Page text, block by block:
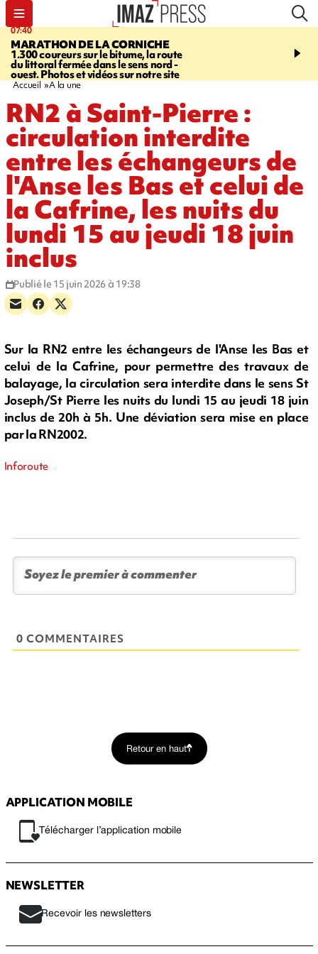
07:40
MARATHON DE LA CORNICHE
1.300 coureurs sur le bitume, la route
du littoral fermée dans le sens nord -
ouest. Photos et vidéos sur notre site
10:33
l’enfance - une
Accueil A la une
RN2 à Saint-Pierre :
circulation interdite
entre les échangeurs de
l'Anse les Bas et celui de
la Cafrine, les nuits du
lundi 15 au jeudi 18 juin
inclus
Publié le 15 juin 2026 à 19:38
Sur la RN2 entre les échangeurs de l'Anse les Bas et
celui de la Cafrine, pour permettre des travaux de
balayage, la circulation sera interdite dans le sens St
Joseph/St Pierre les nuits du lundi 15 au jeudi 18 juin
inclus de 20h à 5h. Une déviation sera mise en place
par la RN2002.
Inforoute
0 COMMENTAIRES
Retour en haut
APPLICATION MOBILE
Télécharger l’application mobile
NEWSLETTER
Recevoir les newsletters